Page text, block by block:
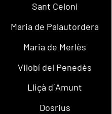
Sant Celoni
Maria de Palautordera
Maria de Merlès
Vilobí del Penedès
Lliçà d´Amunt
Dosrius